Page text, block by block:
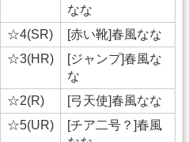
なな
☆4(SR)
[赤い靴]春風なな
☆3(HR)
[ジャンプ]春風な
な
☆2(R)
[弓天使]春風なな
☆5(UR)
[チア二号？]春風